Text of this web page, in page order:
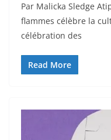
Par Malicka Sledge
flammes célèbre la
célébration des
Read More